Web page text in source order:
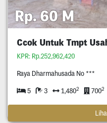
Rp. 60 M
Ccok Untuk Tmpt
KPR: Rp.252,962,420
Raya Dharmahusada No ***
5 3 1,4802 7002